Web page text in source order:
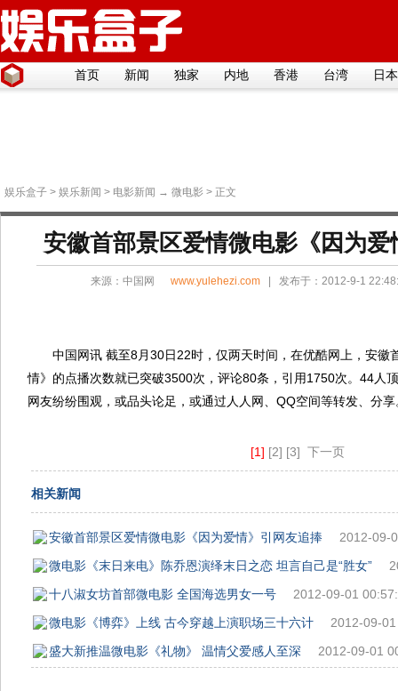
首页 新闻 独家 内地 香港 台湾 日本
娱乐盒子 > 娱乐新闻 > 电影新闻 → 微电影 > 正文
安徽首部景区爱情微电影《因为
来源： 中国网 www.yulehezi.com | 发布于：2012-9-1
中国网讯 截至8月30日22时，仅两天时间，在优酷网上，安徽
情》的点播次数就已突破3500次，评论80条，引用1750次。44人
网友纷纷围观，或品头论足，或通过人人网、QQ空间等转发、分享
[1] [2] [3] 下一页
相关新闻
安徽首部景区爱情微电影《因为爱情》引网友追捧
2012-09-
微电影《末日来电》陈乔恩演绎末日之恋 坦言自己是“胜女”
十八淑女坊首部微电影 全国海选男女一号
2012-09-01
微电影《博弈》上线 古今穿越上演职场三十六计
2012-09-
盛大新推温微电影《礼物》 温情父爱感人至深
2012-09-01